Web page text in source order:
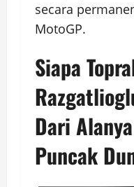
secara
MotoGP.
Siapa
Dari
Puncak